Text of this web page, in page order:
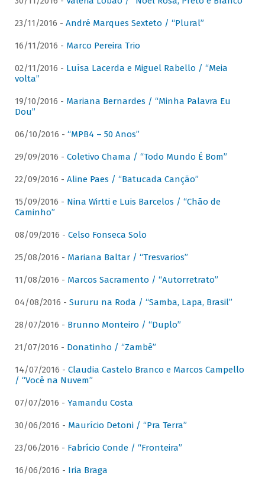
23/11/2016 - André Marques Sexteto / “Plural”
16/11/2016 - Marco Pereira Trio
02/11/2016 - Luísa Lacerda e Miguel Rabello / “Meia
volta”
19/10/2016 - Mariana Bernardes / “Minha Palavra Eu
Dou”
06/10/2016 - “MPB4 – 50 Anos”
29/09/2016 - Coletivo Chama / “Todo Mundo É Bom”
22/09/2016 - Aline Paes / “Batucada Canção”
15/09/2016 - Nina Wirtti e Luis Barcelos / “Chão de
Caminho”
08/09/2016 - Celso Fonseca Solo
25/08/2016 - Mariana Baltar / “Tresvarios”
11/08/2016 - Marcos Sacramento / “Autorretrato”
04/08/2016 - Sururu na Roda / “Samba, Lapa, Brasil”
28/07/2016 - Brunno Monteiro / “Duplo”
21/07/2016 - Donatinho / “Zambê”
14/07/2016 - Claudia Castelo Branco e Marcos Campello
/ “Você na Nuvem”
07/07/2016 - Yamandu Costa
30/06/2016 - Maurício Detoni / “Pra Terra”
23/06/2016 - Fabrício Conde / “Fronteira”
16/06/2016 - Iria Braga